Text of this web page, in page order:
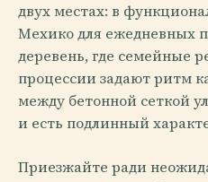
двух местах: в
Мехико для ежедневных
деревень, где семейные
процессии задают ритм
между бетонной сеткой
и есть подлинный
Приезжайте ради